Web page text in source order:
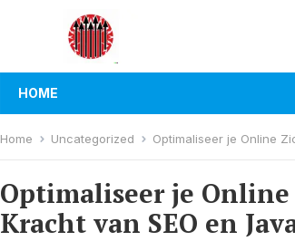
HOME
Home Uncategorized Optimaliseer je Online
Optimaliseer je
Kracht van SEO en